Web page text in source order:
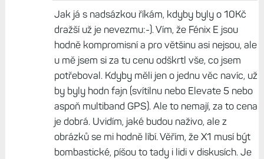
Jak já s nadsázkou říkám, kdyby byly o 10Kč
dražší už je nevezmu:-). Vím, že Fénix E jsou
hodně kompromisní a pro většinu asi nejsou, ale
u mě jsem si za tu cenu odškrtl vše, co jsem
potřeboval. Kdyby měli jen o jednu věc navíc, už
by byly hodn fajn (svítilnu nebo Elevate 5 nebo
aspoň multiband GPS). Ale to nemají, za to cena
je dobrá. Uvidím, jaké budou naživo, ale z
obrázků se mi hodně líbí. Věřím, že X1 musí být
bombastické, píšou to tady i lidi v diskusích. Je